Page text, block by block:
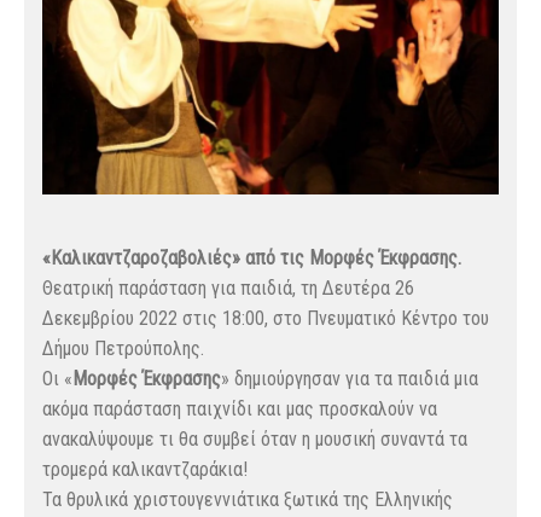
«Καλικαντζαροζαβολιές» από τις Μορφές Έκφρασης.
Θεατρική παράσταση για παιδιά, τη Δευτέρα 26
Δεκεμβρίου 2022 στις 18:00, στο Πνευματικό Κέντρο του
Δήμου Πετρούπολης.
Οι « Μορφές Έκφρασης» δημιούργησαν για τα παιδιά μια
ακόμα παράσταση παιχνίδι και μας προσκαλούν να
ανακαλύψουμε τι θα συμβεί όταν η μουσική συναντά τα
τρομερά καλικαντζαράκια!
Τα θρυλικά χριστουγεννιάτικα ξωτικά της Ελληνικής